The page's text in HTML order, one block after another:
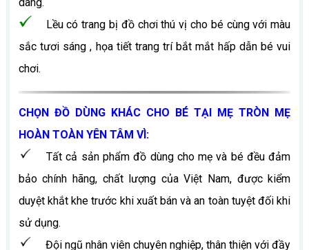
Lều có trang bị đồ chơi thú vị cho bé cùng với màu
sắc tươi sáng , họa tiết trang trí bắt mắt hấp dẫn bé vui
chơi.
CHỌN ĐỒ DÙNG KHÁC CHO BÉ TẠI MẸ TRÒN MẸ
HOÀN TOÀN YÊN TÂM VÌ:
Tất cả sản phẩm đồ dùng cho mẹ và bé đều đảm
bảo chính hãng, chất lượng của Việt Nam, được kiểm
duyệt khắt khe trước khi xuất bán và an toàn tuyệt đối khi
sử dụng.
Đội ngũ nhân viên chuyên nghiệp, thân thiện với đầy